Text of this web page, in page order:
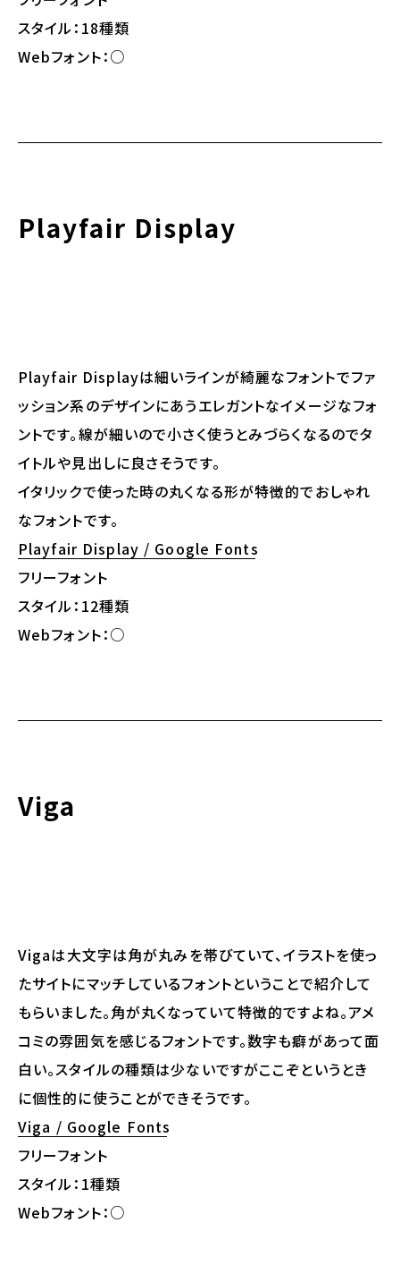
スタイル：18種類
Webフォント：○
Playfair Display
Playfair Displayは細いラインが綺麗なフォントでファ
ッション系のデザインにあうエレガントなイメージなフォ
ントです。線が細いので小さく使うとみづらくなるのでタ
イトルや見出しに良さそうです。
イタリックで使った時の丸くなる形が特徴的でおしゃれ
なフォントです。
Playfair Display / Google Fonts
フリーフォント
スタイル：12種類
Webフォント：○
Viga
Vigaは大文字は角が丸みを帯びていて、イラストを使っ
たサイトにマッチしているフォントということで紹介して
もらいました。角が丸くなっていて特徴的ですよね。アメ
コミの雰囲気を感じるフォントです。数字も癖があって面
白い。スタイルの種類は少ないですがここぞというとき
に個性的に使うことができそうです。
Viga / Google Fonts
フリーフォント
スタイル：1種類
Webフォント：○